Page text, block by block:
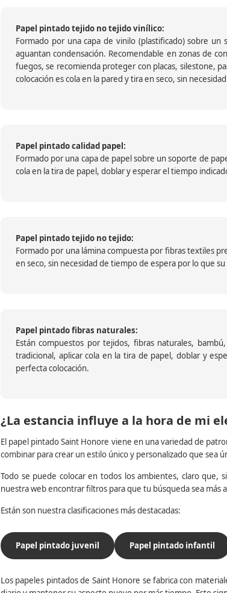
Papel pintado tejido no tejido vinílico:
Formado por una capa de vinilo (plastificado) sobre
aguantan condensación. Recomendable en zonas de
fuegos, se recomienda proteger con placas, silestone,
colocación es cola en la pared y tira en seco, sin
Papel pintado calidad papel:
Formado por una capa de papel sobre un soporte de
cola en la tira de papel, doblar y esperar el tiempo
Papel pintado tejido no tejido:
Formado por una lámina compuesta por fibras textiles
en seco, sin necesidad de tiempo de espera por lo que
Papel pintado fibras naturales:
Están compuestos por tejidos, fibras naturales,
tradicional, aplicar cola en la tira de papel, doblar y
perfecta colocación.
¿La estancia influye a la hora de mi
El papel pintado Saint Honore viene en una variedad de
combinar para crear un estilo único y personalizado que sea
Todo se puede colocar en todos los ambientes, claro
nuestra web encontrar filtros para que tu búsqueda sea
Están son nuestra clasificaciones más destacadas:
Papel pintado juvenil Papel pintado infantil
Los papeles pintados de Saint Honore se fabrica con